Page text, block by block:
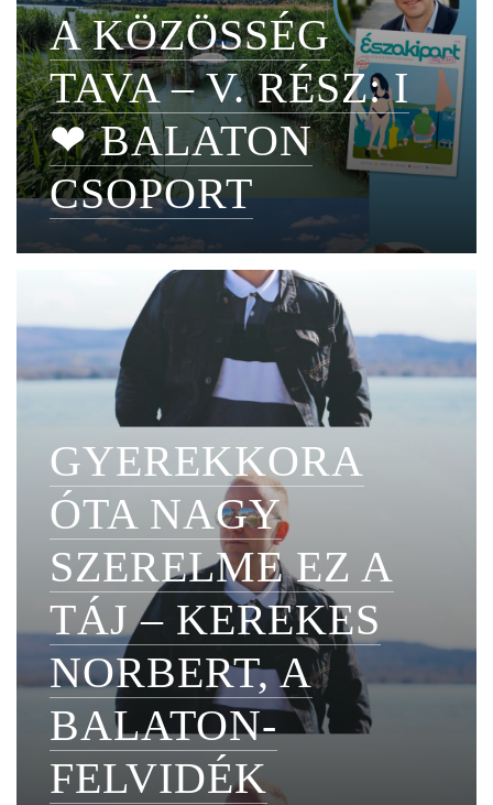
A KÖZÖSSÉG
TAVA – V. RÉSZ: I
❤ BALATON
CSOPORT
GYEREKKORA
ÓTA NAGY
SZERELME EZ A
TÁJ – KEREKES
NORBERT, A
BALATON-
FELVIDÉK